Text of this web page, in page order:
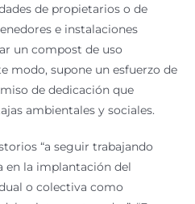
de propietarios o de
e instalaciones
un compost de uso
modo, supone un esfuerzo de
de dedicación que
ambientales y sociales.
“a seguir trabajando
en la implantación del
o colectiva como